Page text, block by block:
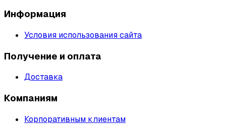
Информация
Условия использования сайта
Получение и оплата
Доставка
Компаниям
Корпоративным клиентам